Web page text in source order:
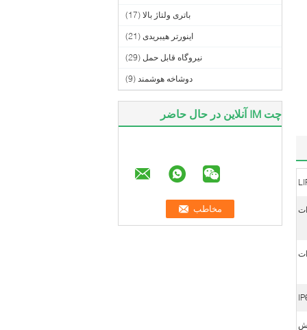
باتری ولتاژ بالا (17)
اینورتر هیبریدی (21)
نیروگاه قابل حمل (29)
دوشاخه هوشمند (9)
چت IM آنلاین در حال حاضر